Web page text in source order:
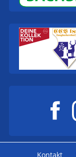
Kontakt